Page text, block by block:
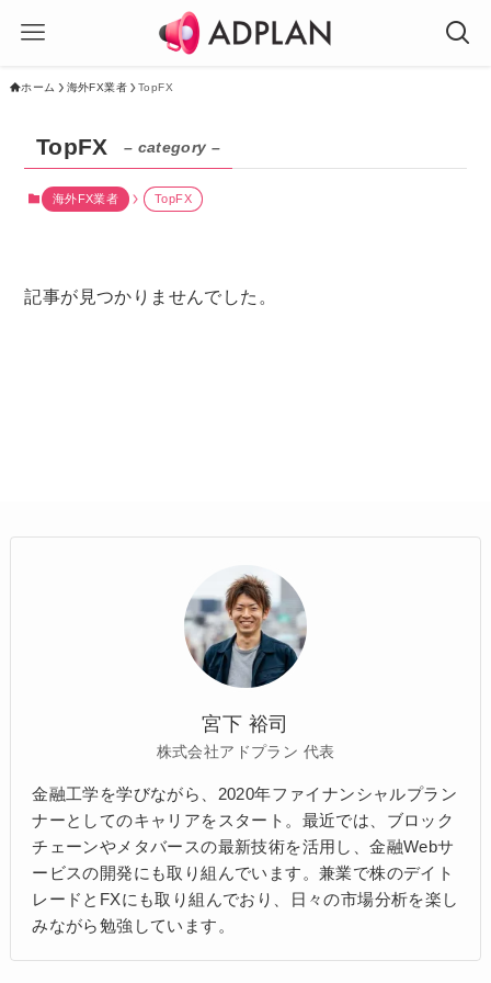
ホーム 海外FX業者 TopFX
TopFX – category –
海外FX業者 TopFX
記事が見つかりませんでした。
宮下 裕司
株式会社アドプラン 代表
金融工学を学びながら、2020年ファイナンシャルプラン
ナーとしてのキャリアをスタート。最近では、ブロック
チェーンやメタバースの最新技術を活用し、金融Webサ
ービスの開発にも取り組んでいます。兼業で株のデイト
レードとFXにも取り組んでおり、日々の市場分析を楽し
みながら勉強しています。